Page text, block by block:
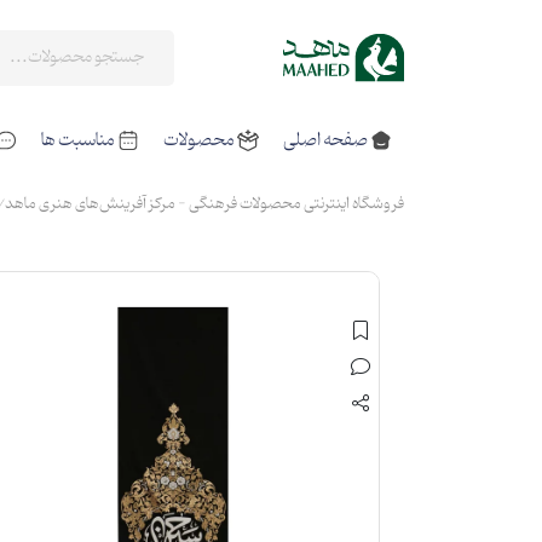
صفحه اصلی محصولات مناسبت ها
فروشگاه اینترنتی محصولات فرهنگی - مرکز آفرینش‌های هنری ماهد